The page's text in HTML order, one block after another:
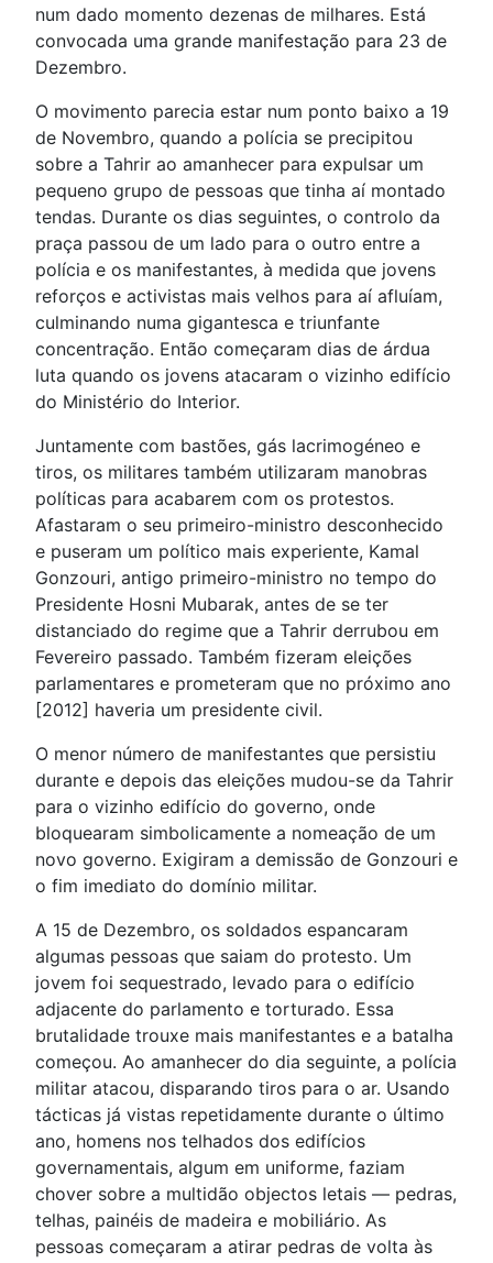
num dado momento dezenas de milhares. Está
convocada uma grande manifestação para 23 de
Dezembro.
O movimento parecia estar num ponto baixo a 19
de Novembro, quando a polícia se precipitou
sobre a Tahrir ao amanhecer para expulsar um
pequeno grupo de pessoas que tinha aí montado
tendas. Durante os dias seguintes, o controlo da
praça passou de um lado para o outro entre a
polícia e os manifestantes, à medida que jovens
reforços e activistas mais velhos para aí afluíam,
culminando numa gigantesca e triunfante
concentração. Então começaram dias de árdua
luta quando os jovens atacaram o vizinho edifício
do Ministério do Interior.
Juntamente com bastões, gás lacrimogéneo e
tiros, os militares também utilizaram manobras
políticas para acabarem com os protestos.
Afastaram o seu primeiro-ministro desconhecido
e puseram um político mais experiente, Kamal
Gonzouri, antigo primeiro-ministro no tempo do
Presidente Hosni Mubarak, antes de se ter
distanciado do regime que a Tahrir derrubou em
Fevereiro passado. Também fizeram eleições
parlamentares e prometeram que no próximo ano
[2012] haveria um presidente civil.
O menor número de manifestantes que persistiu
durante e depois das eleições mudou-se da Tahrir
para o vizinho edifício do governo, onde
bloquearam simbolicamente a nomeação de um
novo governo. Exigiram a demissão de Gonzouri e
o fim imediato do domínio militar.
A 15 de Dezembro, os soldados espancaram
algumas pessoas que saiam do protesto. Um
jovem foi sequestrado, levado para o edifício
adjacente do parlamento e torturado. Essa
brutalidade trouxe mais manifestantes e a batalha
começou. Ao amanhecer do dia seguinte, a polícia
militar atacou, disparando tiros para o ar. Usando
tácticas já vistas repetidamente durante o último
ano, homens nos telhados dos edifícios
governamentais, algum em uniforme, faziam
chover sobre a multidão objectos letais — pedras,
telhas, painéis de madeira e mobiliário. As
pessoas começaram a atirar pedras de volta às